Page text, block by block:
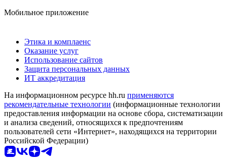
Мобильное приложение
Этика и комплаенс
Оказание услуг
Использование сайтов
Защита персональных данных
ИТ аккредитация
На информационном ресурсе hh.ru применяются
рекомендательные технологии (информационные технологии
предоставления информации на основе сбора, систематизации
и анализа сведений, относящихся к предпочтениям
пользователей сети «Интернет», находящихся на территории
Российской Федерации)